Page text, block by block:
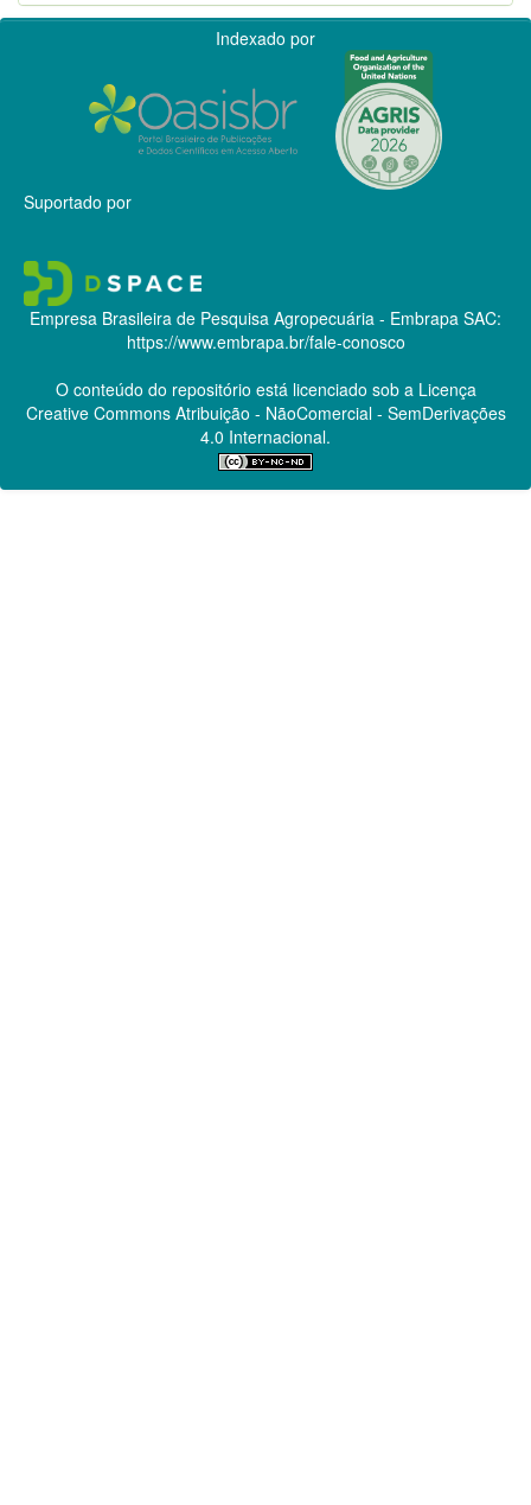
Indexado por
Suportado por
Empresa Brasileira de Pesquisa Agropecuária - Embrapa SAC:
https://www.embrapa.br/fale-conosco
O conteúdo do repositório está licenciado sob a Licença
Creative CommonsAtribuição - NãoComercial - SemDerivações
4.0 Internacional.